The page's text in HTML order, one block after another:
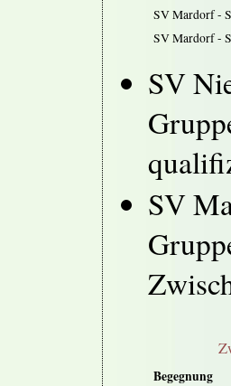
SV Mardorf -
SV Mardorf -
SV
SV
Begegnung